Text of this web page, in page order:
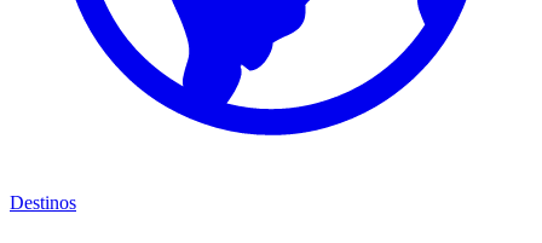
Destinos